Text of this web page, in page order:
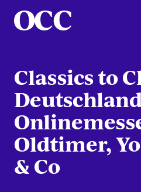
Classics to
Oldtimer,
& Co